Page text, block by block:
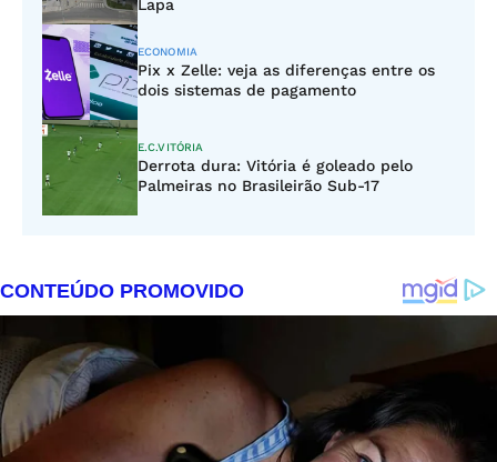
Lapa
ECONOMIA
Pix x Zelle: veja as diferenças entre os
dois sistemas de pagamento
E.C.VITÓRIA
Derrota dura: Vitória é goleado pelo
Palmeiras no Brasileirão Sub-17